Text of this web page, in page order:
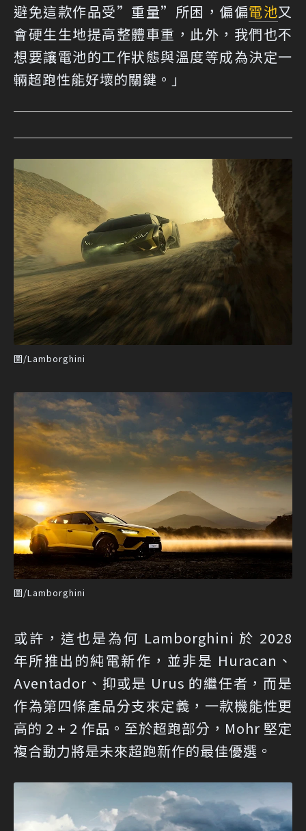
避免這款作品受”重量”所困，偏偏電池又
會硬生生地提高整體車重，此外，我們也不
想要讓電池的工作狀態與溫度等成為決定一
輛超跑性能好壞的關鍵。」
圖/Lamborghini
圖/Lamborghini
或許，這也是為何 Lamborghini 於 2028
年所推出的純電新作，並非是 Huracan、
Aventador、抑或是 Urus 的繼任者，而是
作為第四條產品分支來定義，一款機能性更
高的 2 + 2 作品。至於超跑部分，Mohr 堅定
複合動力將是未來超跑新作的最佳優選。